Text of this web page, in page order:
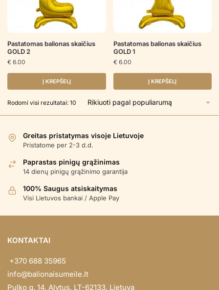
Pastatomas balionas skaičius
GOLD 2
€ 6.00
Į KREPŠELĮ
Pastatomas balionas skaičius
GOLD 1
€ 6.00
Į KREPŠELĮ
Rodomi visi rezultatai: 10 Rūšiuojama
Greitas pristatymas visoje Lietuvoje
Pristatome per 2-3 d.d.
Paprastas pinigų grąžinimas
14 dienų pinigų grąžinimo garantija
100% Saugus atsiskaitymas
Visi Lietuvos bankai / Apple Pay
KONTAKTAI
+370 688 35965
info@balionaisumeile.lt
Pulko g. 14, Alytus, LT-62133, Lietuva